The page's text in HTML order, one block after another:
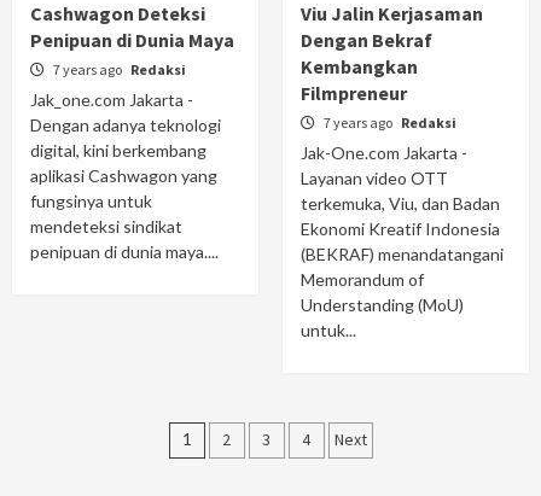
Cashwagon Deteksi
Penipuan di Dunia Maya
7 years ago Redaksi
Jak_one.com Jakarta -
Dengan adanya teknologi
digital, kini berkembang
aplikasi Cashwagon yang
fungsinya untuk
mendeteksi sindikat
penipuan di dunia maya....
Viu Jalin Kerjasaman
Dengan Bekraf
Kembangkan
Filmpreneur
7 years ago Redaksi
Jak-One.com Jakarta -
Layanan video OTT
terkemuka, Viu, dan Badan
Ekonomi Kreatif Indonesia
(BEKRAF) menandatangani
Memorandum of
Understanding (MoU)
untuk...
Posts
1 2 3 4 Next